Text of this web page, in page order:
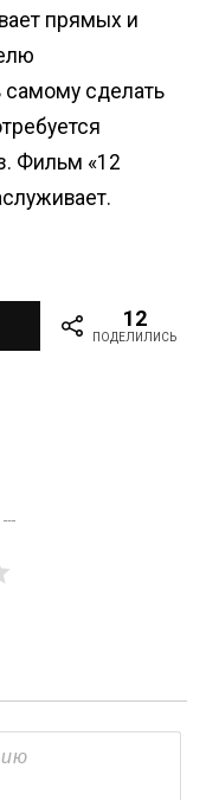
прямых и
самому сделать
Фильм «12
Комментарии 12
ПОДЕЛИЛИСЬ